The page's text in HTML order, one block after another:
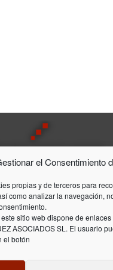
el Consentimiento
propias y de terceros para
como analizar la navegación,
sitio web dispone de
ASOCIADOS SL. El usuario
el botón
& ASSOCIATS, SL es una
Laboral, que acumula
de 20 años en el
laboral y de gestión de